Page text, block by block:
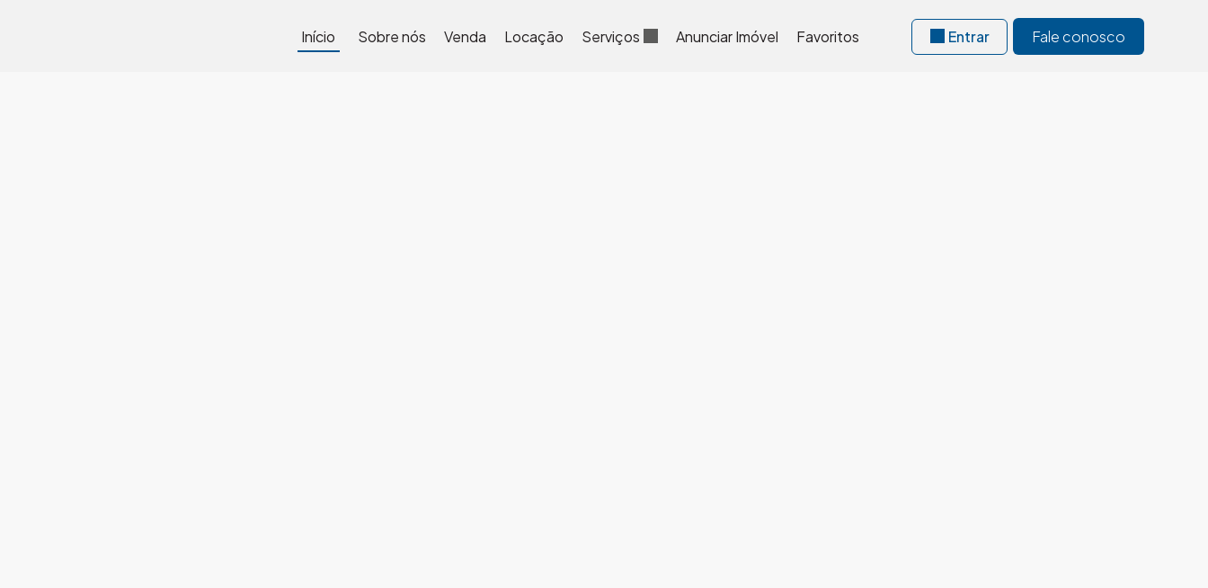
Fale conosco
Entrar
Favoritos
Anunciar Imóvel
Serviços
Locação
Venda
Sobre nós
Início